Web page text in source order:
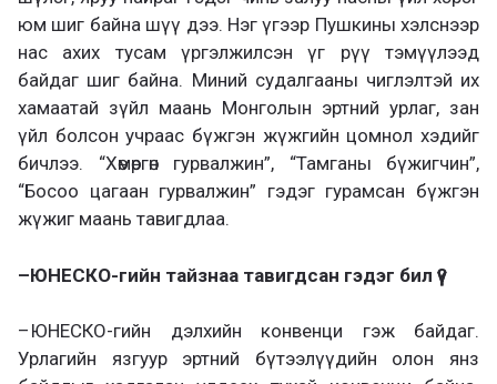
юм шиг байна шүү дээ. Нэг үгээр Пушкины хэлснээр
нас ахих тусам үргэлжилсэн үг рүү тэмүүлээд
байдаг шиг байна. Миний судалгааны чиглэлтэй их
хамаатай зүйл маань Монголын эртний урлаг, зан
үйл болсон учраас бүжгэн жүжгийн цомнол хэдийг
бичлээ. “Хөмөргөн гурвалжин”, “Тамганы бүжигчин”,
“Босоо цагаан гурвалжин” гэдэг гурамсан бүжгэн
жүжиг маань тавигдлаа.
–ЮНЕСКО-гийн тайзнаа тавигдсан гэдэг бил үү?
– ЮНЕСКО-гийн дэлхийн конвенци гэж байдаг.
Урлагийн язгуур эртний бүтээлүүдийн олон янз